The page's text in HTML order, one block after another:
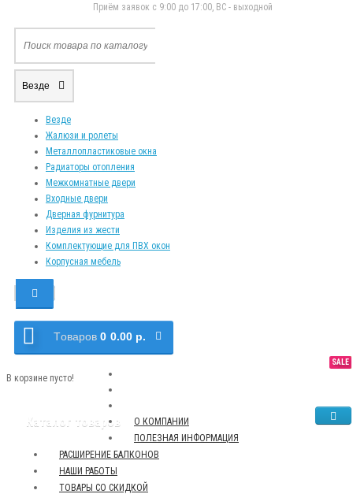
Приём заявок с 9:00 до 17:00, ВС - выходной
Везде
Везде
Жалюзи и ролеты
Металлопластиковые окна
Радиаторы отопления
Межкомнатные двери
Входные двери
Дверная фурнитура
Изделия из жести
Комплектующие для ПВХ окон
Корпусная мебель
Tоваров 0 0.00 р.
В корзине пусто!
Каталог товаров
О КОМПАНИИ
ПОЛЕЗНАЯ ИНФОРМАЦИЯ
NEW
РАСШИРЕНИЕ БАЛКОНОВ
TOP
НАШИ РАБОТЫ
SALE
ТОВАРЫ СО СКИДКОЙ